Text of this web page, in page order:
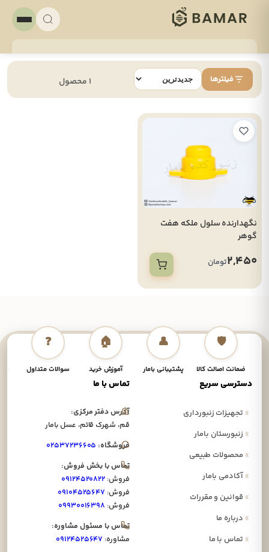
فیلترها
نگهدارنده سلول ملکه هفت
گوهر
2,450تومان
🛡️
ضمانت اصالت کالا
👤
پشتیبانی بامار
🏠
آموزش خرید
❓
سوالات متداول
دسترسی سریع
»تجهیزات زنبورداری
»زنبورستان بامار
»محصولات طبیعی
»آکادمی بامار
»قوانین و مقررات
»درباره ما
»تماس با ما
تماس با ما
آدرس دفتر مرکزی:
قم، شهرک قائم، عسل بامار
فروشگاه: ۰۲۵۳۷۲۳۶۶۰۵
تماس با بخش فروش:
فروش: ۰۹۱۲۴۵۲۰۸۲۲
فروش: ۰۹۱۰۴۵۲۵۶۴۷
فروش: ۰۹۹۳۰۰۱۶۳۹۸
تماس با مسئول مشاوره:
مشاوره: ۰۹۱۲۴۵۲۵۶۴۷